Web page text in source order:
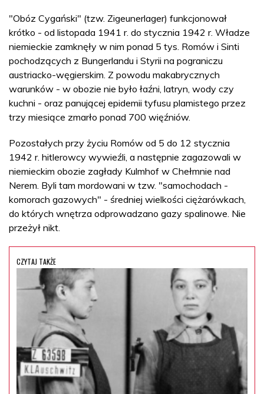
"Obóz Cygański" (tzw. Zigeunerlager) funkcjonował
krótko - od listopada 1941 r. do stycznia 1942 r. Władze
niemieckie zamknęły w nim ponad 5 tys. Romów i Sinti
pochodzących z Bungerlandu i Styrii na pograniczu
austriacko-węgierskim. Z powodu makabrycznych
warunków - w obozie nie było łaźni, latryn, wody czy
kuchni - oraz panującej epidemii tyfusu plamistego przez
trzy miesiące zmarło ponad 700 więźniów.
Pozostałych przy życiu Romów od 5 do 12 stycznia
1942 r. hitlerowcy wywieźli, a następnie zagazowali w
niemieckim obozie zagłady Kulmhof w Chełmnie nad
Nerem. Byli tam mordowani w tzw. "samochodach -
komorach gazowych" - średniej wielkości ciężarówkach,
do których wnętrza odprowadzano gazy spalinowe. Nie
przeżył nikt.
CZYTAJ TAKŻE